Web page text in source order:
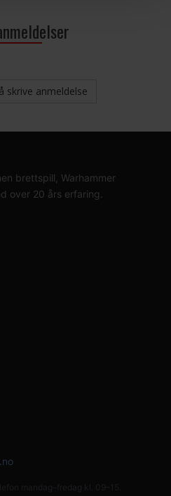
skrive anmeldelse
brettspill, Warhammer
over 20 års erfaring.